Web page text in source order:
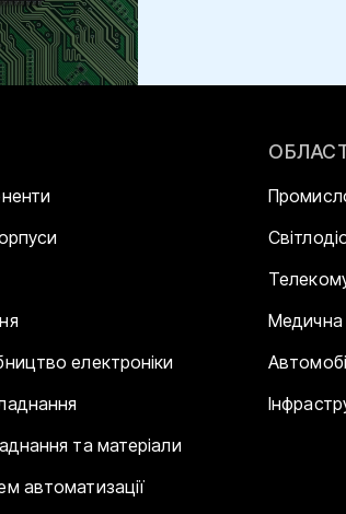
електроніки
та матеріали
автоматизації
Медична